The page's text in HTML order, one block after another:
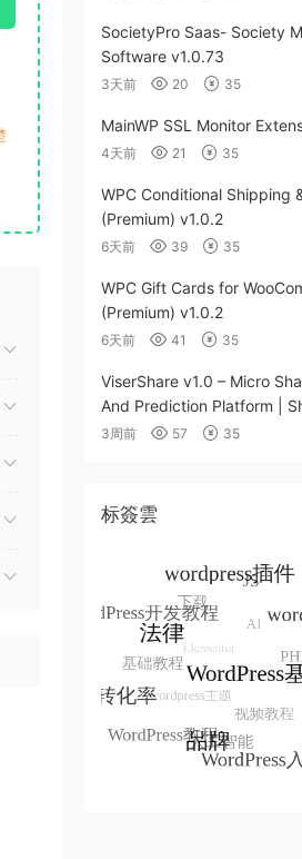
SocietyPro Saas- Society
Software v1.0.73
3天前 20 35
MainWP SSL Monitor
4天前 21 35
WPC Conditional Shipping
(Premium) v1.0.2
6天前 39 35
WPC Gift Cards for
(Premium) v1.0.2
6天前 41 35
ViserShare v1.0 – Micro
And Prediction Platform |
3周前 57 35
标簽雲